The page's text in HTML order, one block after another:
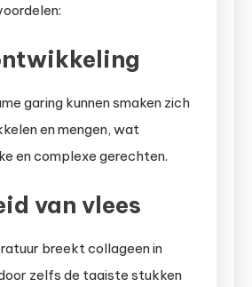
garing kunnen smaken zich
en mengen, wat
en complexe gerechten.
van vlees
breekt collageen in
zelfs de taaiste stukken